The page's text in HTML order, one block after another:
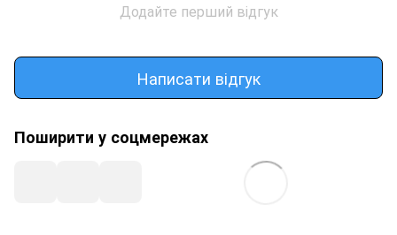
Додайте перший відгук
Написати відгук
Поширити у соцмережах